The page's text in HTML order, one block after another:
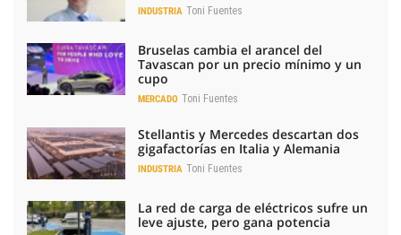
INDUSTRIA Toni Fuentes
Bruselas cambia el arancel del
Tavascan por un precio mínimo y un
cupo
MERCADO Toni Fuentes
Stellantis y Mercedes descartan dos
gigafactorías en Italia y Alemania
INDUSTRIA Toni Fuentes
La red de carga de eléctricos sufre un
leve ajuste, pero gana potencia